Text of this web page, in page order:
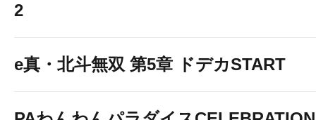
2
e真・北斗無双 第5章 ドデカSTART